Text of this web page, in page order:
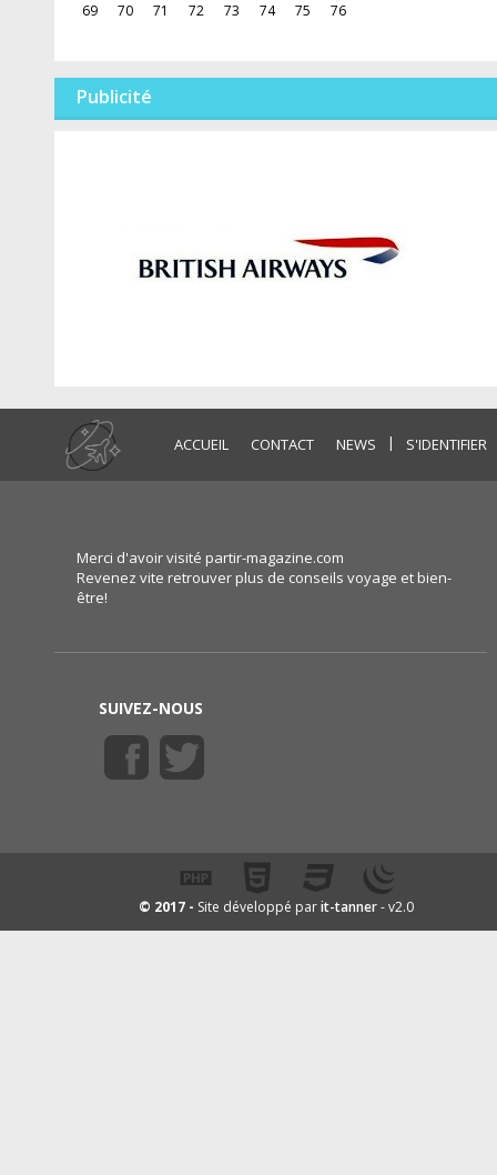
69
70 71 72 73 74 75 76
Publicité
ACCUEIL CONTACT NEWS | S'IDENTIFIER
Merci d'avoir visité partir-magazine.com
Revenez vite retrouver plus de conseils voyage et bien-
être!
SUIVEZ-NOUS
© 2017 - Site développé parit-tanner- v2.0